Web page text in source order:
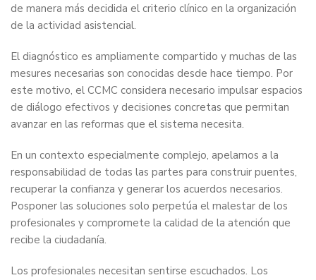
de manera más decidida el criterio clínico en la organización
de la actividad asistencial.
El diagnóstico es ampliamente compartido y muchas de las
mesures necesarias son conocidas desde hace tiempo. Por
este motivo, el CCMC considera necesario impulsar espacios
de diálogo efectivos y decisiones concretas que permitan
avanzar en las reformas que el sistema necesita.
En un contexto especialmente complejo, apelamos a la
responsabilidad de todas las partes para construir puentes,
recuperar la confianza y generar los acuerdos necesarios.
Posponer las soluciones solo perpetúa el malestar de los
profesionales y compromete la calidad de la atención que
recibe la ciudadanía.
Los profesionales necesitan sentirse escuchados. Los